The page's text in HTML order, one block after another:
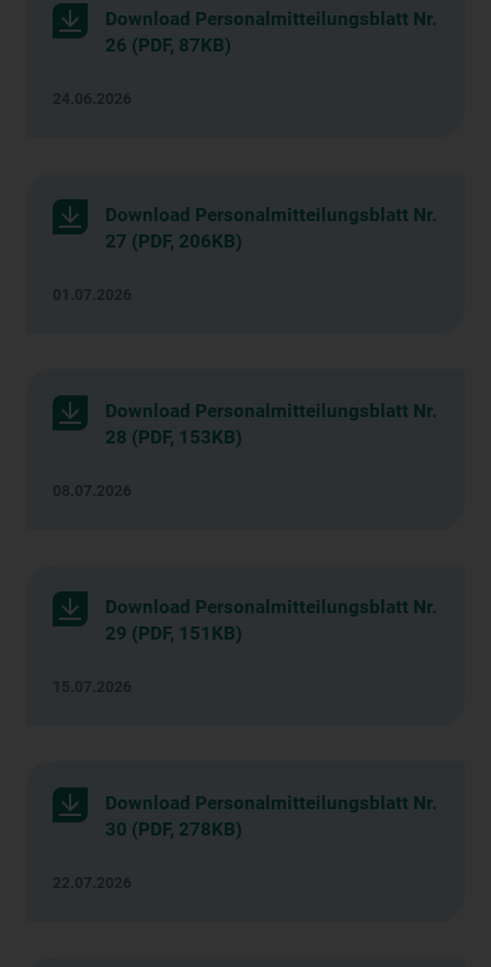
Download Personalmitteilungsblatt Nr.
26 (PDF, 87KB)
24.06.2026
Download Personalmitteilungsblatt Nr.
27 (PDF, 206KB)
01.07.2026
Download Personalmitteilungsblatt Nr.
28 (PDF, 153KB)
08.07.2026
Download Personalmitteilungsblatt Nr.
29 (PDF, 151KB)
15.07.2026
Download Personalmitteilungsblatt Nr.
30 (PDF, 278KB)
22.07.2026